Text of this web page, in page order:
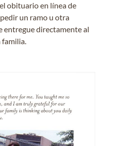
obituario en línea de
un ramo u otra
entregue directamente al
familia.